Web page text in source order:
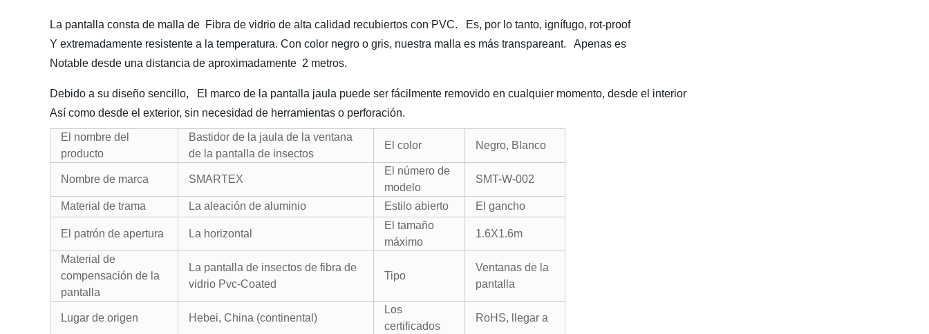
La pantalla consta de malla de Fibra de vidrio de alta calidad recubiertos con PVC. Es, por lo tanto, ignífugo, rot-proof
Y extremadamente resistente a la temperatura. Con color negro o gris, nuestra malla es más transpareant. Apenas es
Notable desde una distancia de aproximadamente 2 metros.
Debido a su diseño sencillo, El marco de la pantalla jaula puede ser fácilmente removido en cualquier momento, desde el interior
Así como desde el exterior, sin necesidad de herramientas o perforación.
El nombre del
producto
Bastidor de la jaula de la ventana
de la pantalla de insectos
El color Negro, Blanco
Nombre de marca SMARTEX
El número de
modelo
SMT-W-002
Material de trama La aleación de aluminio Estilo abierto El gancho
El patrón de apertura La horizontal
El tamaño
máximo
1.6X1.6m
Material de
compensación de la
pantalla
La pantalla de insectos de fibra de
vidrio Pvc-Coated
Tipo
Ventanas de la
pantalla
Lugar de origen Hebei, China (continental)
Los
certificados
RoHS, llegar a